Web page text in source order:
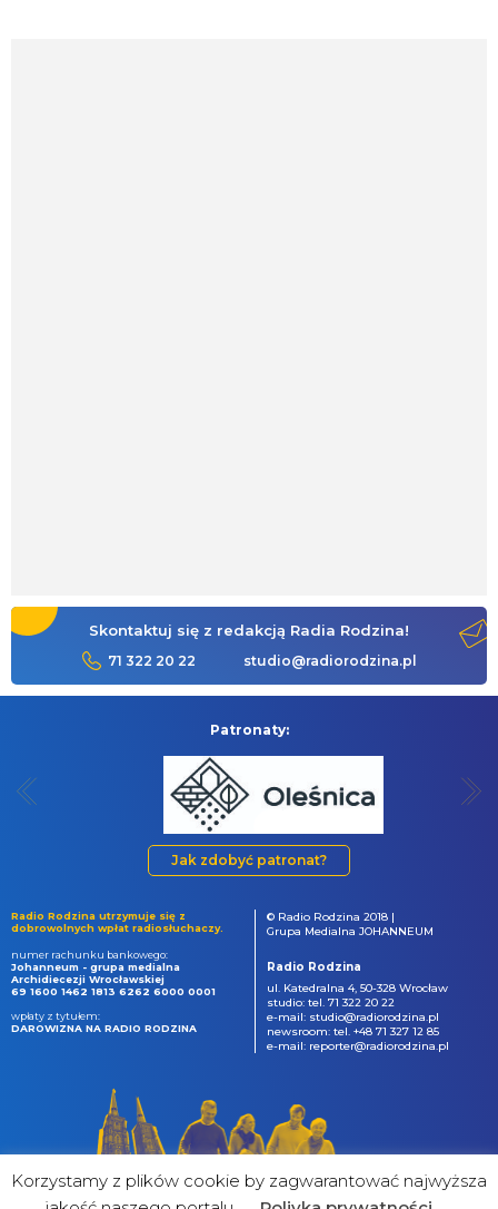
Skontaktuj się z redakcją Radia Rodzina!
71 322 20 22 studio@radiorodzina.pl
Patronaty:
Jak zdobyć patronat?
Radio Rodzina utrzymuje się z
dobrowolnych wpłat radiosłuchaczy.
numer rachunku bankowego:
Johanneum - grupa medialna
Archidiecezji Wrocławskiej
69 1600 1462 1813 6262 6000 0001
wpłaty z tytułem:
DAROWIZNA NA RADIO RODZINA
© Radio Rodzina 2018 |
Grupa Medialna JOHANNEUM
Radio Rodzina
ul. Katedralna 4, 50-328 Wrocław
studio: tel. 71 322 20 22
e-mail: studio@radiorodzina.pl
newsroom: tel. +48 71 327 12 85
e-mail: reporter@radiorodzina.pl
Korzystamy z plików cookie by zagwarantować najwyższa